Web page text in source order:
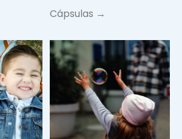
Cápsulas →